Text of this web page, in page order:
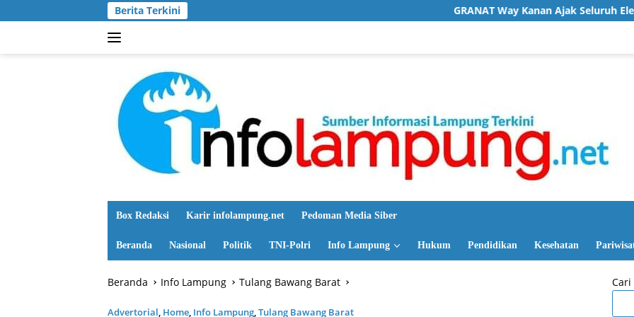
ke
Berita Terkini GRANAT Way Kanan Ajak Seluruh Elemen Bersatu
Box Redaksi Karir infolampung.net Pedoman Media Siber
Beranda Nasional Politik TNI-Polri Info Lampung Hukum Pendidikan Kesehatan
Beranda Info Lampung Tulang Bawang Barat
Advertorial, Home, Info Lampung,Tulang Bawang Barat
Cari